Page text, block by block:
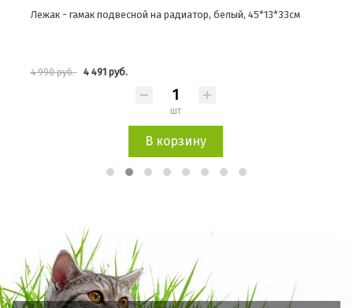
Лежак - гамак подвесной на радиатор, белый, 45*13*33см
4 990 руб. 4 491 руб.
шт
В корзину